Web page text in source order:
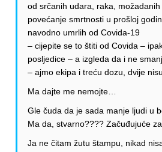
od srčanih udara, raka,
povećanje smrtnosti u prošloj
navodno umrlih od Covida-19
– cijepite se to štiti od Covida –
posljedice – a izgleda da i ne
– ajmo ekipa i treću dozu, dvije
Ma dajte me nemojte…
Gle čuda da je sada manje ljudi u
Ma da, stvarno???? Začuđujuće
Ja ne čitam žutu štampu, nikad